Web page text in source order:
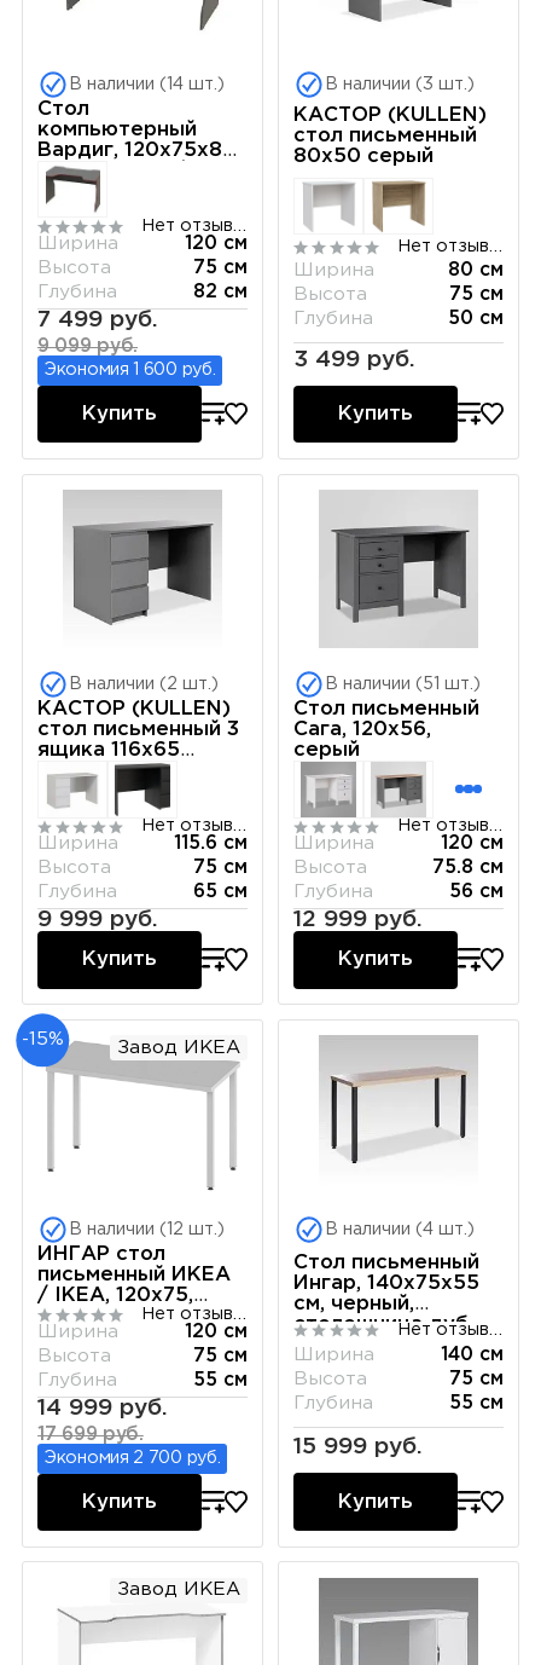
В наличии (14 шт.)
Стол
компьютерный
Вардиг, 120х75х82
см, антрацит/
серебристый
Ширина
120 см
Высота
75 см
Глубина
82 см
7 499 руб.
9 099 руб.
Экономия 1 600 руб.
Купить
В наличии (3 шт.)
КАСТОР (KULLEN)
стол письменный
80х50 серый
Ширина
80 см
Высота
75 см
Глубина
50 см
3 499 руб.
Купить
В наличии (2 шт.)
КАСТОР (KULLEN)
стол письменный 3
ящика 116х65
серый
Ширина
115.6 см
Высота
75 см
Глубина
65 см
9 999 руб.
Купить
В наличии (51 шт.)
Стол письменный
Сага, 120х56,
серый
Ширина
120 см
Высота
75.8 см
Глубина
56 см
12 999 руб.
Купить
-15% Завод ИКЕА
В наличии (12 шт.)
ИНГАР стол
письменный ИКЕА
/ IKEA, 120x75,
белый
Ширина
120 см
Высота
75 см
Глубина
55 см
14 999 руб.
17 699 руб.
Экономия 2 700 руб.
Купить
В наличии (4 шт.)
Стол письменный
Ингар, 140х75х55
см, черный,
столешница дуб
беленый
Ширина
140 см
Высота
75 см
Глубина
55 см
15 999 руб.
Купить
Завод ИКЕА